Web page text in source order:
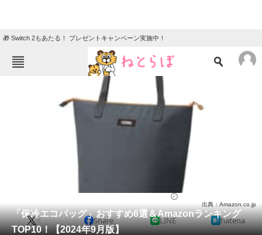
🎁 Switch 2もあたる！ プレゼントキャンペーン実施中！
ニュース
クイズ
会員記事
「保冷エコバッグ」おすすめ6選＆Amazonランキング
TOP10！【2024年9月版】
出典：Amazon.co.jp
X Share LINE hatena